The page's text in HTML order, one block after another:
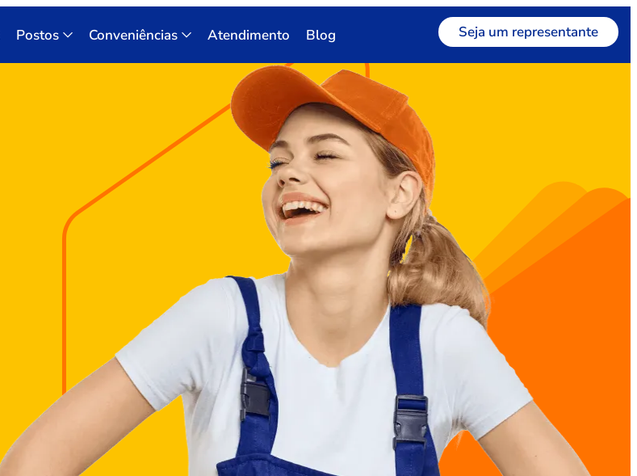
Postos Conveniências Atendimento Blog Seja um representante